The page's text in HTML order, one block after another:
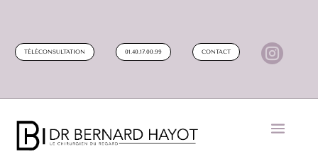
TÉLÉCONSULTATION 01.40.17.00.99 CONTACT 